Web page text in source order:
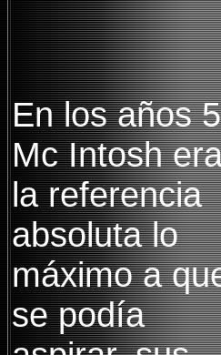
En los años
Mc Intosh
la referencia
absoluta lo
máximo a
se podía